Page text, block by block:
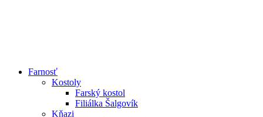
Farnosť
Kostoly
Farský kostol
Filiálka Šalgovík
Kňazi